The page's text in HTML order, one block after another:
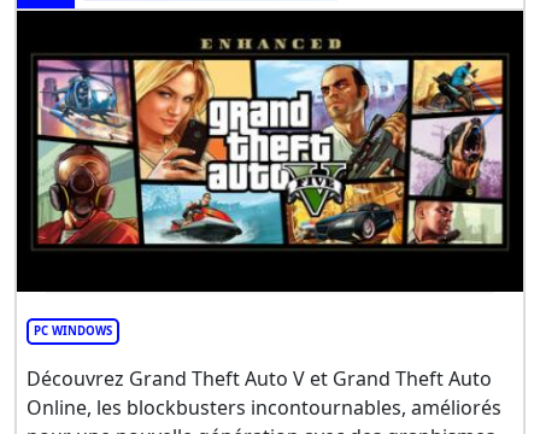
PC WINDOWS
Découvrez Grand Theft Auto V et Grand Theft Auto
Online, les blockbusters incontournables, améliorés